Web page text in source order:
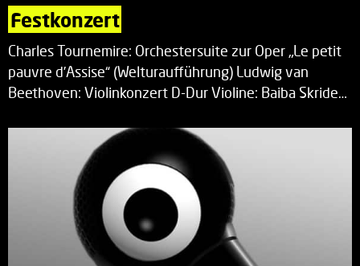
Festkonzert
Charles Tournemire: Orchestersuite zur Oper „Le petit
pauvre d’Assise“ (Welturaufführung) Ludwig van
Beethoven: Violinkonzert D-Dur Violine: Baiba Skride…